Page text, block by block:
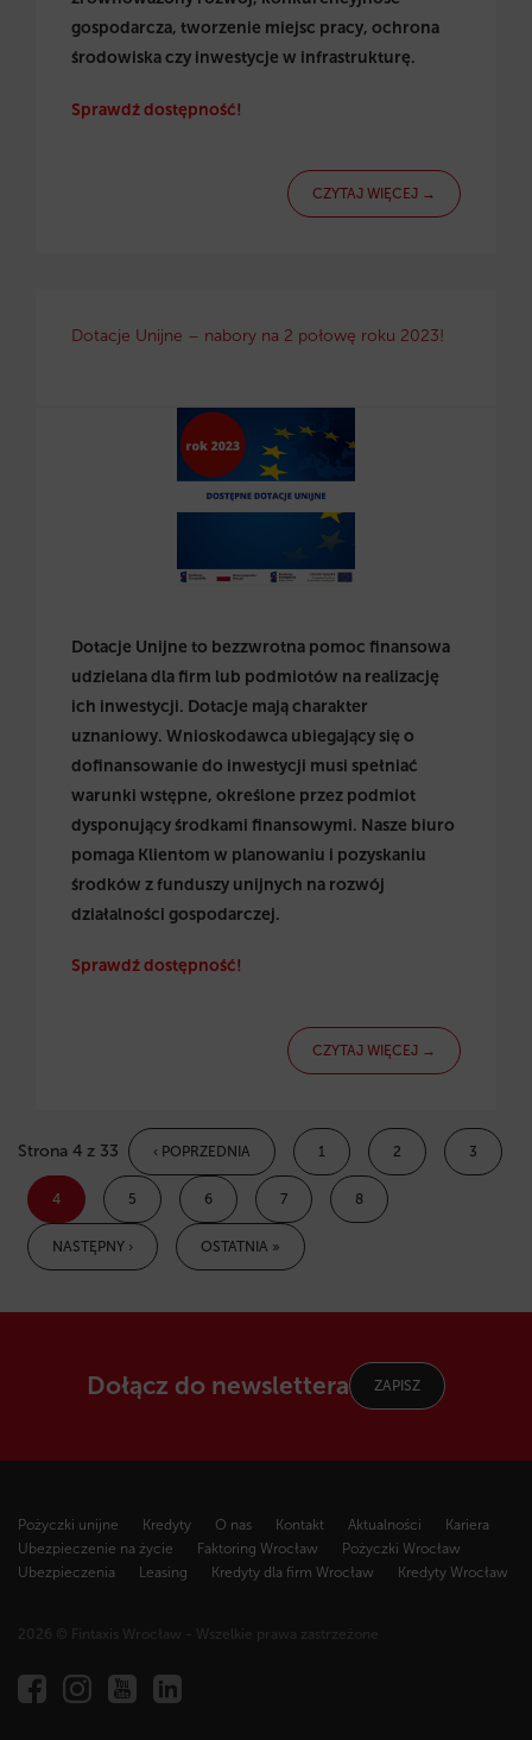
gospodarcza, tworzenie miejsc pracy, ochrona
środowiska czy inwestycje w infrastrukturę.
Sprawdź dostępność!
CZYTAJ WIĘCEJ →
Dotacje Unijne – nabory na 2 połowę roku 2023!
Dotacje Unijne to bezzwrotna pomoc finansowa
udzielana dla firm lub podmiotów na realizację
ich inwestycji. Dotacje mają charakter
uznaniowy. Wnioskodawca ubiegający się o
dofinansowanie do inwestycji musi spełniać
warunki wstępne, określone przez podmiot
dysponujący środkami finansowymi. Nasze biuro
pomaga Klientom w planowaniu i pozyskaniu
środków z funduszy unijnych na rozwój
działalności gospodarczej.
Sprawdź dostępność!
CZYTAJ WIĘCEJ →
Strona 4 z 33 ‹ POPRZEDNIA 1 2 3
4 5 6 7 8
NASTĘPNY › OSTATNIA »
Dołącz do newslettera ZAPISZ
Pożyczki unijne Kredyty O nas Kontakt Aktualności
Kariera
Ubezpieczenie na życie
Faktoring Wrocław
Pożyczki Wrocław
Ubezpieczenia
Leasing Kredyty dla firm Wrocław Kredyty Wrocław
2026 © Fintaxis Wrocław - Wszelkie prawa zastrzeżone